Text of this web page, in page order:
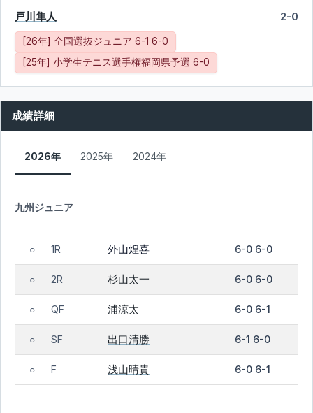
戸川隼人 2-0
[26年] 全国選抜ジュニア 6-1 6-0
[25年] 小学生テニス選手権福岡県予選 6-0
成績詳細
2026年 2025年 2024年
九州ジュニア
○ 1R 外山煌喜 6-0 6-0
○ 2R 杉山太一 6-0 6-0
○ QF 浦涼太 6-0 6-1
○ SF 出口清勝 6-1 6-0
○ F 浅山晴貴 6-0 6-1